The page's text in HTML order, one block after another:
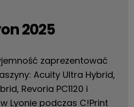
2025
zaprezentować
Acuity Ultra Hybrid,
Revoria PC1120 i
w Lyonie podczas C!Print